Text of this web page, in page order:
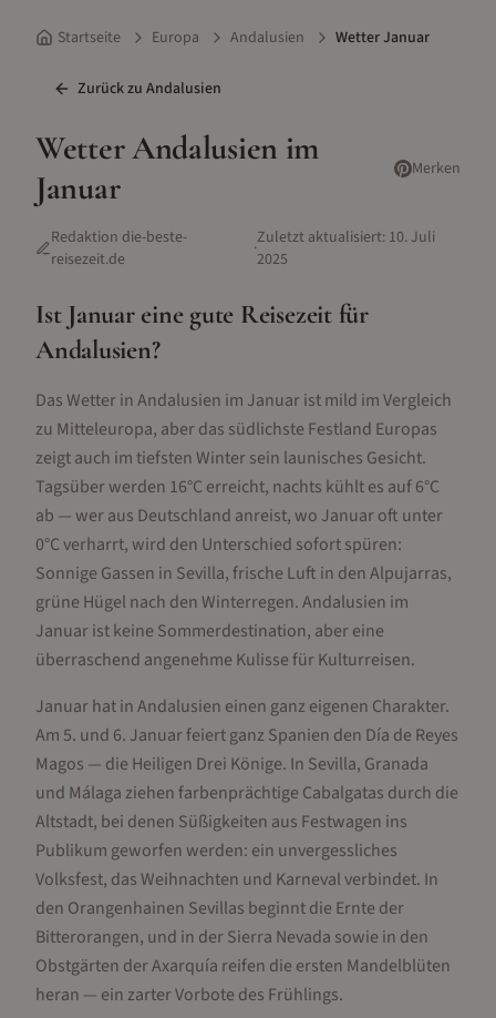
Startseite Europa Andalusien Wetter Januar
Zurück zu Andalusien
WetterAndalusien im
Januar
Merken
Redaktion die-beste-
reisezeit.de
·Zuletzt aktualisiert: 10. Juli
2025
Ist Januareine gute Reisezeit für
Andalusien?
Das Wetter in Andalusien im Januar ist mild im Vergleich
zu Mitteleuropa, aber das südlichste Festland Europas
zeigt auch im tiefsten Winter sein launisches Gesicht.
Tagsüber werden 16°C erreicht, nachts kühlt es auf 6°C
ab — wer aus Deutschland anreist, wo Januar oft unter
0°C verharrt, wird den Unterschied sofort spüren:
Sonnige Gassen in Sevilla, frische Luft in den Alpujarras,
grüne Hügel nach den Winterregen. Andalusien im
Januar ist keine Sommerdestination, aber eine
überraschend angenehme Kulisse für Kulturreisen.
Januar hat in Andalusien einen ganz eigenen Charakter.
Am 5. und 6. Januar feiert ganz Spanien den Día de Reyes
Magos — die Heiligen Drei Könige. In Sevilla, Granada
und Málaga ziehen farbenprächtige Cabalgatas durch die
Altstadt, bei denen Süßigkeiten aus Festwagen ins
Publikum geworfen werden: ein unvergessliches
Volksfest, das Weihnachten und Karneval verbindet. In
den Orangenhainen Sevillas beginnt die Ernte der
Bitterorangen, und in der Sierra Nevada sowie in den
Obstgärten der Axarquía reifen die ersten Mandelblüten
heran — ein zarter Vorbote des Frühlings.